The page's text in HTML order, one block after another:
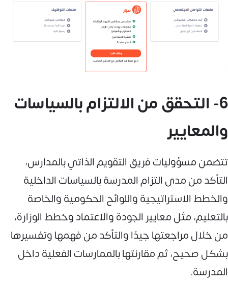
6- التحقق من الالتزام بالسياسات
والمعايير
تتضمن مسؤوليات فريق التقويم الذاتي بالمدارس،
التأكد من مدى التزام المدرسة بالسياسات الداخلية
والخطط الاستراتيجية واللوائح الحكومية والخاصة
بالتعليم، مثل معايير الجودة والاعتماد وخطط الوزارة،
من خلال مراجعتها جيدًا والتأكد من فهمها وتفسيرها
بشكل صحيح، ثم مقارنتها بالممارسات الفعلية داخل
المدرسة.